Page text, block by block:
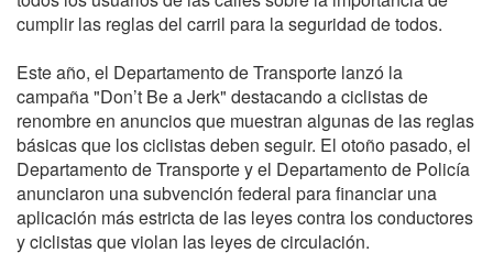
cumplir las reglas del carril para la seguridad de todos.
Este año, el Departamento de Transporte lanzó la
campaña "Don’t Be a Jerk" destacando a ciclistas de
renombre en anuncios que muestran algunas de las reglas
básicas que los ciclistas deben seguir. El otoño pasado, el
Departamento de Transporte y el Departamento de Policía
anunciaron una subvención federal para financiar una
aplicación más estricta de las leyes contra los conductores
y ciclistas que violan las leyes de circulación.